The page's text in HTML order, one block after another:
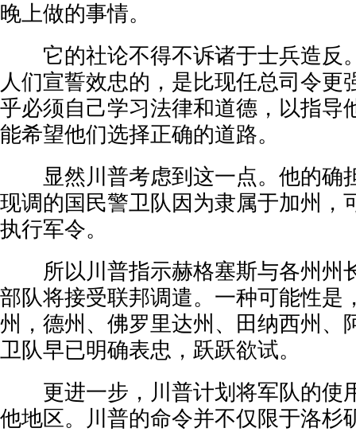
晚上做的事情。
它的社论不得不诉诸于士兵造反
人们宣誓效忠的，是比现任总司令更
乎必须自己学习法律和道德，以指导
能希望他们选择正确的道路。
显然川普考虑到这一点。他的确
现调的国民警卫队因为隶属于加州，
执行军令。
所以川普指示赫格塞斯与各州州
部队将接受联邦调遣。一种可能性是
州，德州、佛罗里达州、田纳西州、
卫队早已明确表忠，跃跃欲试。
更进一步，川普计划将军队的使
他地区。川普的命令并不仅限于洛杉